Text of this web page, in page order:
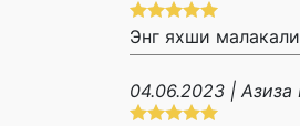
Энг яхши
04.06.2023 | Азиза